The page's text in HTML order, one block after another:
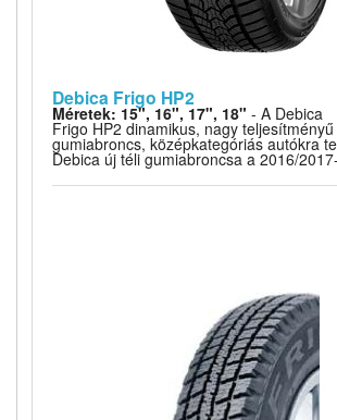
Debica Frigo HP2
Méretek: 15", 16", 17", 18" - A Debica
Frigo HP2 dinamikus, nagy
gumiabroncs, középkategóriás autókra
Debica új téli gumiabroncsa a 2016/